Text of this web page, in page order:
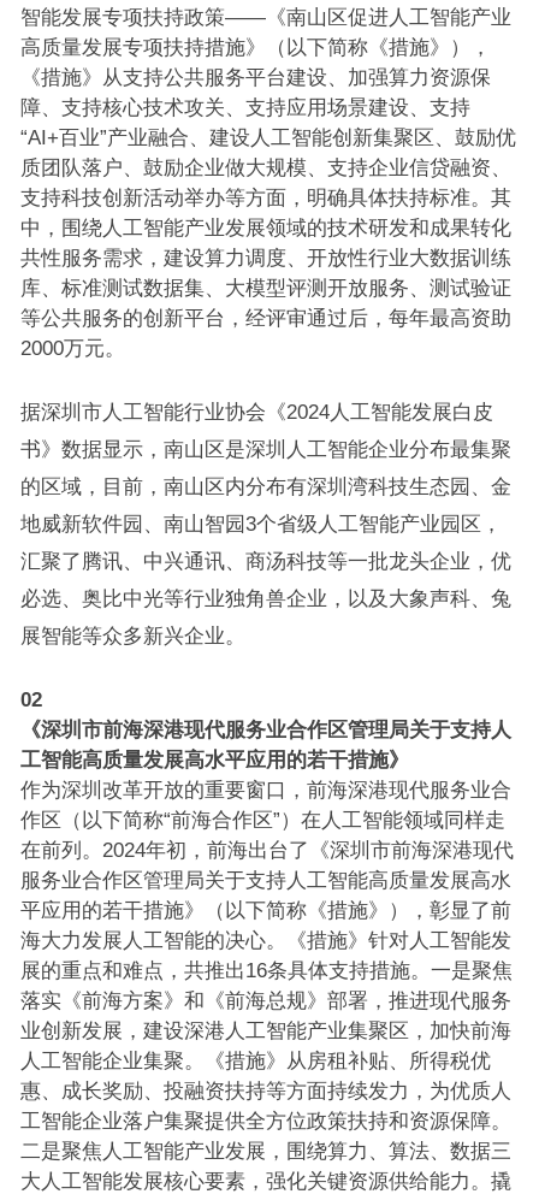
智能发展专项扶持政策——《南山区促进人工智能产业
高质量发展专项扶持措施》（以下简称《措施》），
《措施》从支持公共服务平台建设、加强算力资源保
障、支持核心技术攻关、支持应用场景建设、支持
“AI+百业”产业融合、建设人工智能创新集聚区、鼓励优
质团队落户、鼓励企业做大规模、支持企业信贷融资、
支持科技创新活动举办等方面，明确具体扶持标准。其
中，围绕人工智能产业发展领域的技术研发和成果转化
共性服务需求，建设算力调度、开放性行业大数据训练
库、标准测试数据集、大模型评测开放服务、测试验证
等公共服务的创新平台，经评审通过后，每年最高资助
2000万元。
据深圳市人工智能行业协会《2024人工智能发展白皮
书》数据显示，南山区是深圳人工智能企业分布最集聚
的区域，目前，南山区内分布有深圳湾科技生态园、金
地威新软件园、南山智园3个省级人工智能产业园区，
汇聚了腾讯、中兴通讯、商汤科技等一批龙头企业，优
必选、奥比中光等行业独角兽企业，以及大象声科、兔
展智能等众多新兴企业。
02
《深圳市前海深港现代服务业合作区管理局关于支持人
工智能高质量发展高水平应用的若干措施》
作为深圳改革开放的重要窗口，前海深港现代服务业合
作区（以下简称“前海合作区”）在人工智能领域同样走
在前列。2024年初，前海出台了《深圳市前海深港现代
服务业合作区管理局关于支持人工智能高质量发展高水
平应用的若干措施》（以下简称《措施》），彰显了前
海大力发展人工智能的决心。《措施》针对人工智能发
展的重点和难点，共推出16条具体支持措施。一是聚焦
落实《前海方案》和《前海总规》部署，推进现代服务
业创新发展，建设深港人工智能产业集聚区，加快前海
人工智能企业集聚。《措施》从房租补贴、所得税优
惠、成长奖励、投融资扶持等方面持续发力，为优质人
工智能企业落户集聚提供全方位政策扶持和资源保障。
二是聚焦人工智能产业发展，围绕算力、算法、数据三
大人工智能发展核心要素，强化关键资源供给能力。撬